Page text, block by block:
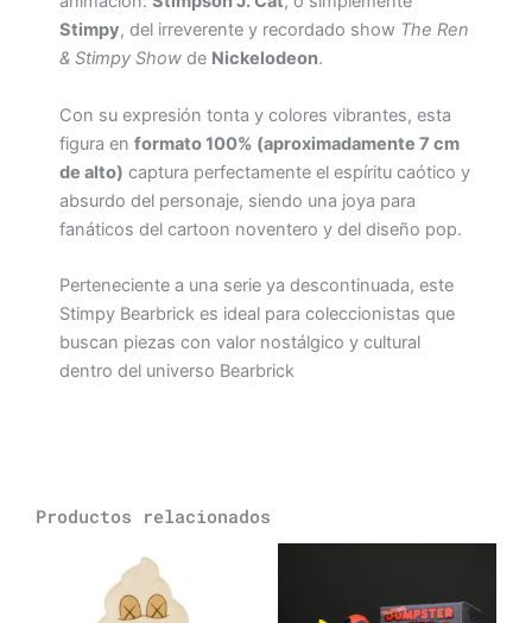
Stimpy, del irreverente y recordado show The Ren
& Stimpy Show de Nickelodeon.
Con su expresión tonta y colores vibrantes, esta
figura en formato 100% (aproximadamente 7 cm
de alto) captura perfectamente el espíritu caótico y
absurdo del personaje, siendo una joya para
fanáticos del cartoon noventero y del diseño pop.
Perteneciente a una serie ya descontinuada, este
Stimpy Bearbrick es ideal para coleccionistas que
buscan piezas con valor nostálgico y cultural
dentro del universo Bearbrick
Productos relacionados